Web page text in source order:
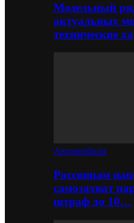
Модельный
актуальных
технические
Автомобили
Россиянам
самозахват
штраф до 10…